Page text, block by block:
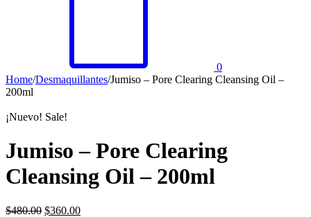
0
Home/Desmaquillantes/Jumiso – Pore Clearing Cleansing Oil –
200ml
¡Nuevo! Sale!
Jumiso – Pore Clearing
Cleansing Oil – 200ml
$480.00 $360.00